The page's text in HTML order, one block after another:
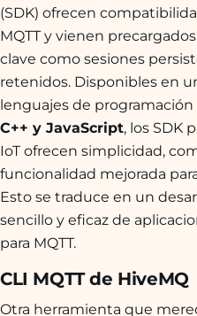
(SDK) ofrecen
MQTT y vienen
clave como sesiones
retenidos. Disponibles en
lenguajes de
C++ y JavaScript, los SDK
IoT ofrecen simplicidad,
funcionalidad mejorada
Esto se traduce en un
sencillo y eficaz de
para MQTT.
CLI MQTT de HiveMQ
Otra herramienta que